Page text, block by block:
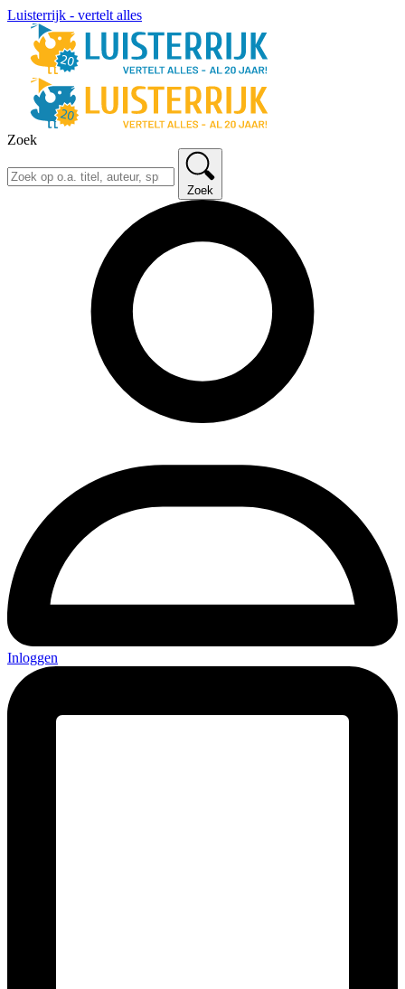
Luisterrijk - vertelt alles
Zoek
Zoek
Inloggen